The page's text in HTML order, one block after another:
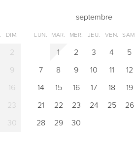
DIM.
2
9
16
23
30
septembre
LUN. MAR. MER. JEU. VEN. SAM.
1 2 3 4 5
7
8 9 10 11 12
14
15 16 17 18 19
21
22 23 24 25 26
28
29 30